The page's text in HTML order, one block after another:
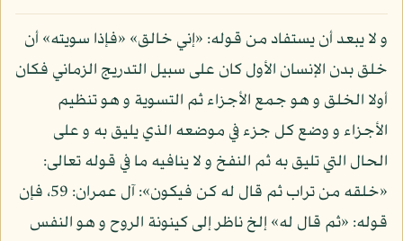
و لا يبعد أن يستفاد من قوله: «إني خالق» «فإذا سويته» أن
خلق بدن الإنسان الأول كان على سبيل التدريج الزماني فكان
أولا الخلق و هو جمع الأجزاء ثم التسوية و هو تنظيم
الأجزاء و وضع كل جزء في موضعه الذي يليق به و على
الحال التي تليق به ثم النفخ و لا ينافيه ما في قوله تعالى:
«خلقه من تراب ثم قال له كن فيكون»: آل عمران: 59، فإن
قوله: «ثم قال له» إلخ ناظر إلى كينونة الروح و هو النفس